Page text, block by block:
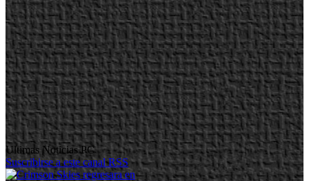
Ultimas Noticias PC
Suscribirse a este canal RSS